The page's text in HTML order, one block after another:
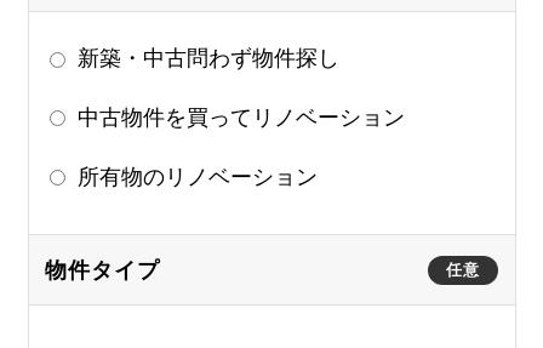
新築・中古問わず物件探し
中古物件を買ってリノベーション
所有物のリノベーション
任意
物件タイプ